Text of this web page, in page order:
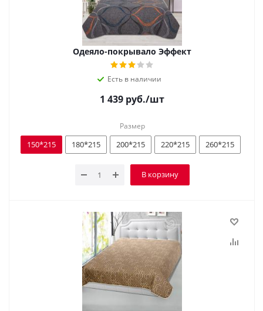
Одеяло-покрывало Эффект
Есть в наличии
1 439 руб./шт
Размер
150*215 180*215 200*215 220*215 260*215
В корзину